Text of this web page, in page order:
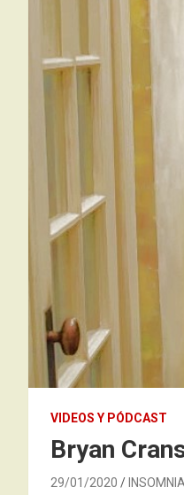
VIDEOS Y PÓDCAST
Bryan
29/01/2020 INSOMNIA